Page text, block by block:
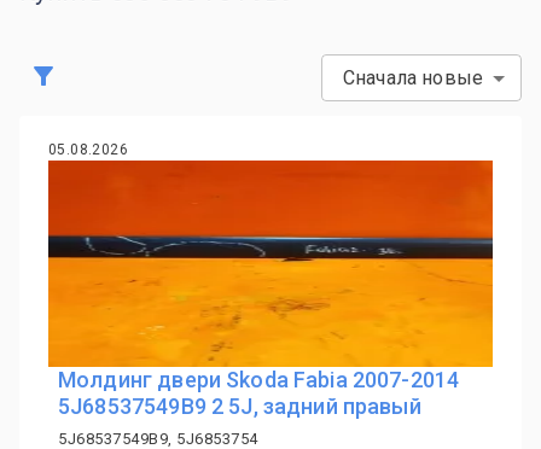
Сначала новые
05.08.2026
Молдинг двери Skoda Fabia 2007-2014
5J68537549B9 2 5J, задний правый
5J68537549B9, 5J6853754